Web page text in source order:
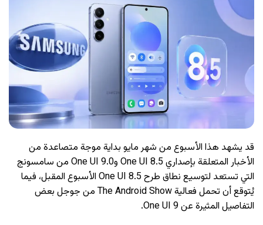
قد يشهد هذا الأسبوع من شهر مايو بداية موجة متصاعدة من
الأخبار المتعلقة بإصداري One UI 8.5 وOne UI 9.0 من سامسونج
التي تستعد لتوسيع نطاق طرح One UI 8.5 الأسبوع المقبل، فيما
يُتوقع أن تحمل فعالية The Android Show من جوجل بعض
التفاصيل المثيرة عن One UI 9.